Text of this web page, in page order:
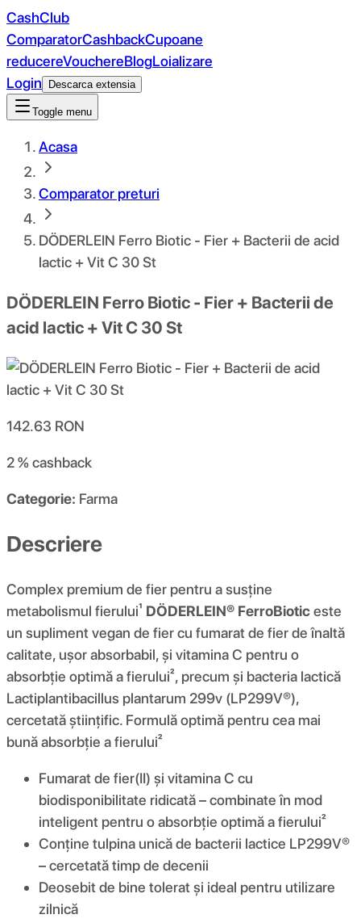
CashClub
ComparatorCashbackCupoane
reducereVouchereBlogLoializare
Login
Descarca extensia
Toggle menu
Acasa
Comparator preturi
DÖDERLEIN Ferro Biotic - Fier + Bacterii de acid
lactic + Vit C 30 St
DÖDERLEIN Ferro Biotic - Fier + Bacterii de
acid lactic + Vit C 30 St
142.63 RON
2 %cashback
Categorie: Farma
Descriere
Complex premium de fier pentru a susține
metabolismul fierului¹ DÖDERLEIN® FerroBioticeste
un supliment vegan de fier cu fumarat de fier de înaltă
calitate, ușor absorbabil, și vitamina C pentru o
absorbție optimă a fierului², precum și bacteria lactică
Lactiplantibacillus plantarum 299v (LP299V®),
cercetată științific. Formulă optimă pentru cea mai
bună absorbție a fierului²
Fumarat de fier(II) și vitamina C cu
biodisponibilitate ridicată – combinate în mod
inteligent pentru o absorbție optimă a fierului²
Conține tulpina unică de bacterii lactice LP299V®
– cercetată timp de decenii
Deosebit de bine tolerat și ideal pentru utilizare
zilnică